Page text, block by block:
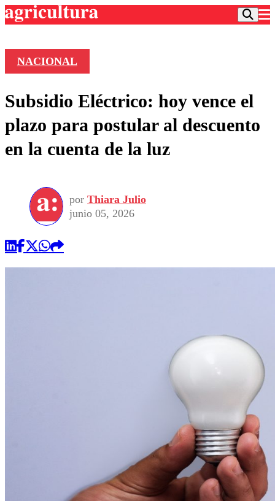
Frecuencias
Agricultura TV
Deportes
Colo Colo
Seleccion Chilena
Torneo Internacional
Universidad de Chile
Entretención
Economía
Internacional
Sustentabilidad
Publicaciones en medios
Opinión
NACIONAL
Subsidio Eléctrico: hoy vence el
plazo para postular al descuento
en la cuenta de la luz
por Thiara Julio
junio 05, 2026